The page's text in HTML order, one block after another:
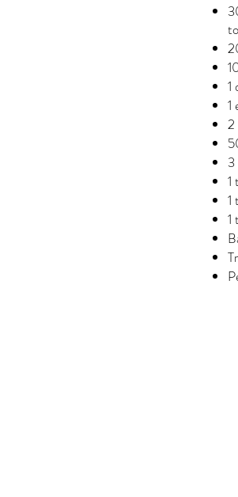
1
1
2
1
1
1